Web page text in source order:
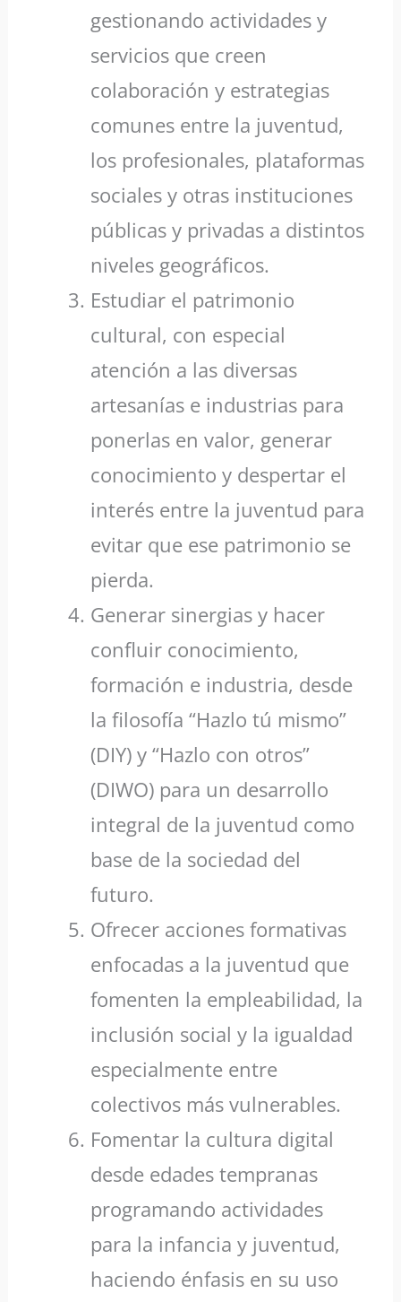
gestionando actividades y
servicios que creen
colaboración y estrategias
comunes entre la juventud,
los profesionales, plataformas
sociales y otras instituciones
públicas y privadas a distintos
niveles geográficos.
Estudiar el patrimonio
cultural, con especial
atención a las diversas
artesanías e industrias para
ponerlas en valor, generar
conocimiento y despertar el
interés entre la juventud para
evitar que ese patrimonio se
pierda.
Generar sinergias y hacer
confluir conocimiento,
formación e industria, desde
la filosofía “Hazlo tú mismo”
(DIY) y “Hazlo con otros”
(DIWO) para un desarrollo
integral de la juventud como
base de la sociedad del
futuro.
Ofrecer acciones formativas
enfocadas a la juventud que
fomenten la empleabilidad, la
inclusión social y la igualdad
especialmente entre
colectivos más vulnerables.
Fomentar la cultura digital
desde edades tempranas
programando actividades
para la infancia y juventud,
haciendo énfasis en su uso